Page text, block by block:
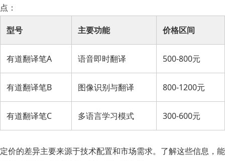
点：
型号 主要功能 价格区间
有道翻译笔A 语音即时翻译 500-800元
有道翻译笔B 图像识别与翻译 800-1200元
有道翻译笔C 多语言学习模式 300-600元
定价的差异主要来源于技术配置和市场需求。了解这些信息，能